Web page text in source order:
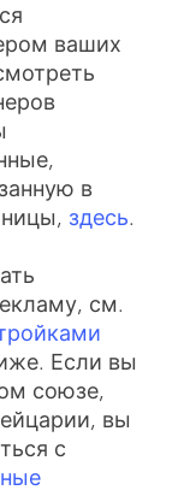
ваших
в
здесь.
см.
Если вы
союзе,
вы
с